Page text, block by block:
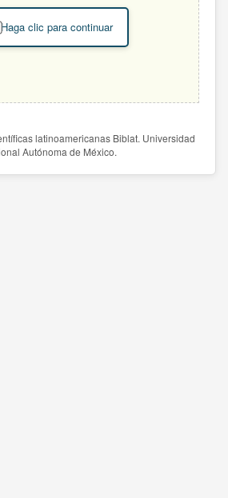
Haga clic para continuar
latinoamericanas Biblat. Universidad
Autónoma de México.